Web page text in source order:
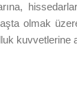
olmak
kuvvetlerine